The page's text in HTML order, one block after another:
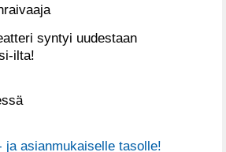
syntyi uudestaan
ilta!
ja asianmukaiselle tasolle!